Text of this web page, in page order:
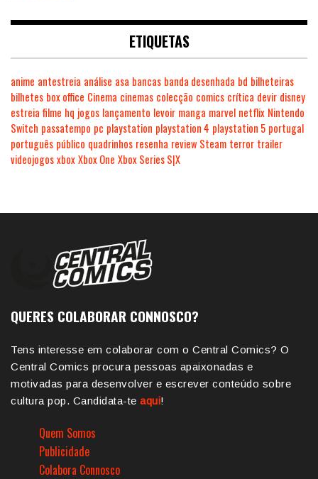
ETIQUETAS
anime antestreia análise asa bancas banda desenhada bd bilheteiras
bilhetes box office Cinema cinemas colecção comics crítica devir disney
estreia filme hq jogos lançamento levoir manga marvel netflix Nintendo
Switch passatempo pc playstation playstation 4 playstation 5 portugal
português público quadrinhos resenha review Steam terror trailer
videojogosxboxXbox One Xbox Series S|X
QUERES COLABORAR CONNOSCO?
Tens interesse em colaborar com o Central Comics? O
Central Comics procura pessoas apaixonadas e
motivadas para desenvolver e escrever conteúdo sobre
cultura pop. Candidata-te aqui!
Quem Somos
Publicidade
Colabora Connosco